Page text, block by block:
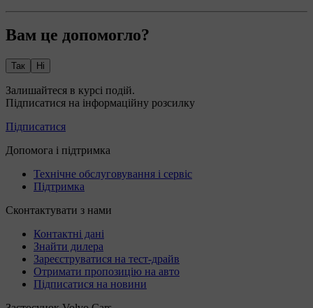
Вам це допомогло?
Так Ні